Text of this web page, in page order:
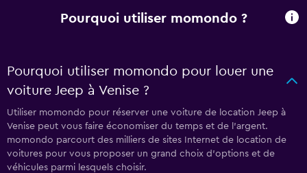
Pourquoi utiliser momondo ?
Pourquoi utiliser momondo pour louer une
voiture Jeep à Venise ?
Utiliser momondo pour réserver une voiture de location Jeep à
Venise peut vous faire économiser du temps et de l'argent.
momondo parcourt des milliers de sites Internet de location de
voitures pour vous proposer un grand choix d'options et de
véhicules parmi lesquels choisir.